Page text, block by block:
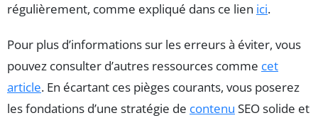
régulièrement, comme expliqué dans ce lien ici.
Pour plus d’informations sur les erreurs à éviter, vous
pouvez consulter d’autres ressources comme cet
article. En écartant ces pièges courants, vous poserez
les fondations d’une stratégie de contenu SEO solide et